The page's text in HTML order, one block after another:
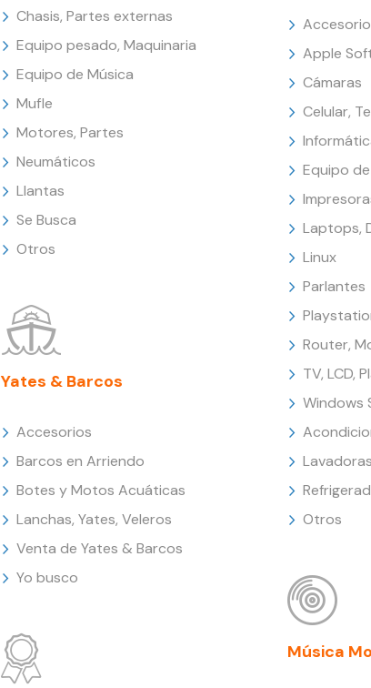
Chasis, Partes externas
Equipo pesado, Maquinaria
Equipo de Música
Mufle
Motores, Partes
Neumáticos
Llantas
Se Busca
Otros
Yates & Barcos
Accesorios
Barcos en Arriendo
Botes y Motos Acuáticas
Lanchas, Yates, Veleros
Venta de Yates & Barcos
Yo busco
Apple
Cámaras
Celular,
Equipo
Laptops,
Linux
Parlantes
Router,
TV, LCD,
Windows
Otros
Música